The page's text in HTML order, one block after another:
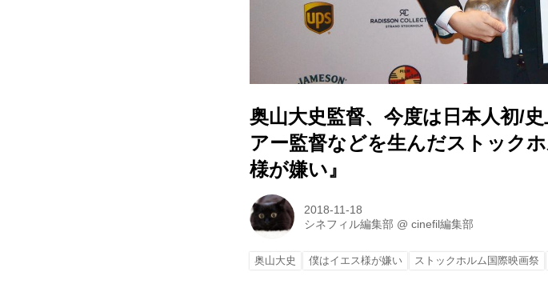
奥山大史監督、今度は日本人初/
アー監督などを生んだストック
様が嫌い』
2018-11-18
シネフィル編集部 @cinefil編集部
奥山大史 僕はイエス様が嫌い ストックホルム国際映画祭